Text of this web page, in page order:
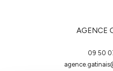
AGENCE
09 50